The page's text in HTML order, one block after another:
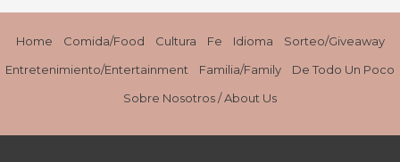
of
the
Processional
Home Comida/Food Cultura Fe Idioma
Sorteo/Giveaway
Entretenimiento/Entertainment
Familia/Family
De Todo Un Poco
Sobre Nosotros / About Us